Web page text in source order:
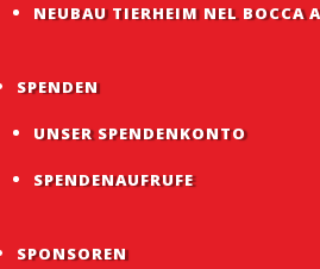
NEUBAU TIERHEIM NEL BOCCA
SPENDEN
UNSER SPENDENKONTO
SPENDENAUFRUFE
SPONSOREN